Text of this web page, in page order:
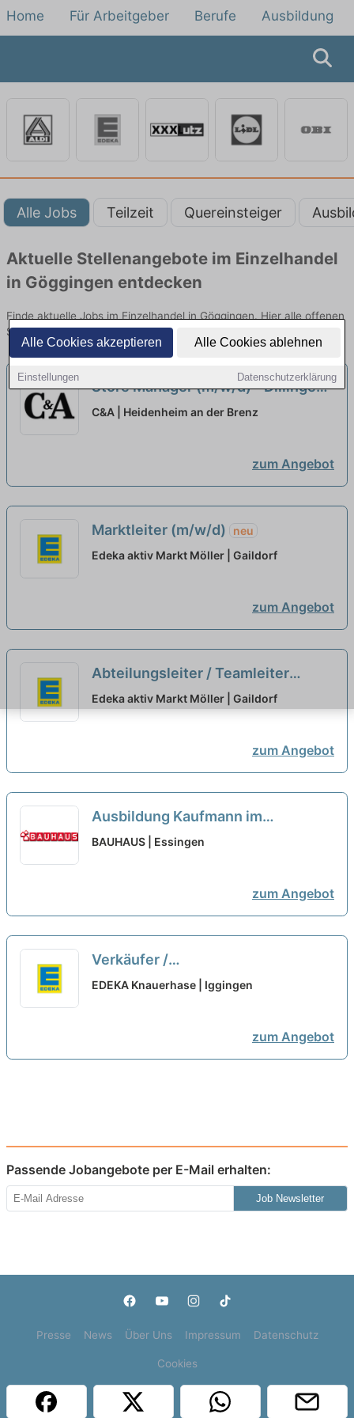
Alle Cookies akzeptieren Alle Cookies ablehnen
Einstellungen Datenschutzerklärung
Home Für Arbeitgeber Berufe Ausbildung
Alle Jobs Teilzeit Quereinsteiger
Aktuelle Stellenangebote im Einzelhandel
in Göggingen entdecken
Finde aktuelle Jobs im Einzelhandel in Göggingen. Hier alle offenen
Stellenangebote im Verkauf, Vertrieb und Handel vergleichen.
Store Manager (m/w/d) - Dillingen
neu
C&A | Heidenheim an der Brenz
zum Angebot
Marktleiter (m/w/d)
neu
Edeka aktiv Markt Möller | Gaildorf
zum Angebot
Abteilungsleiter / Teamleiter
Bäckerei / Backwaren (m/w/d)
Edeka aktiv Markt Möller | Gaildorf
zum Angebot
Ausbildung Kaufmann im
Einzelhandel oder Verkäufer
BAUHAUS | Essingen
zum Angebot
Verkäufer /
Einzelhandelskaufmann - Kasse /
EDEKA Knauerhase | Iggingen
zum Angebot
Passende Jobangebote per E-Mail erhalten:
Job Newsletter
Presse News Über Uns Impressum Datenschutz
Cookies
Copyright © 2000 - 2026 | 1A Infosysteme GmbH | Content by: 1a-sites-jobs